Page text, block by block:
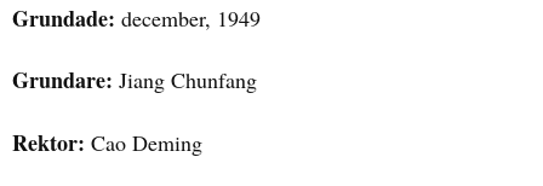
Grundade: december, 1949
Grundare: Jiang Chunfang
Rektor: Cao Deming